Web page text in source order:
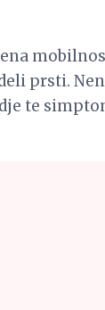
prsti.
te